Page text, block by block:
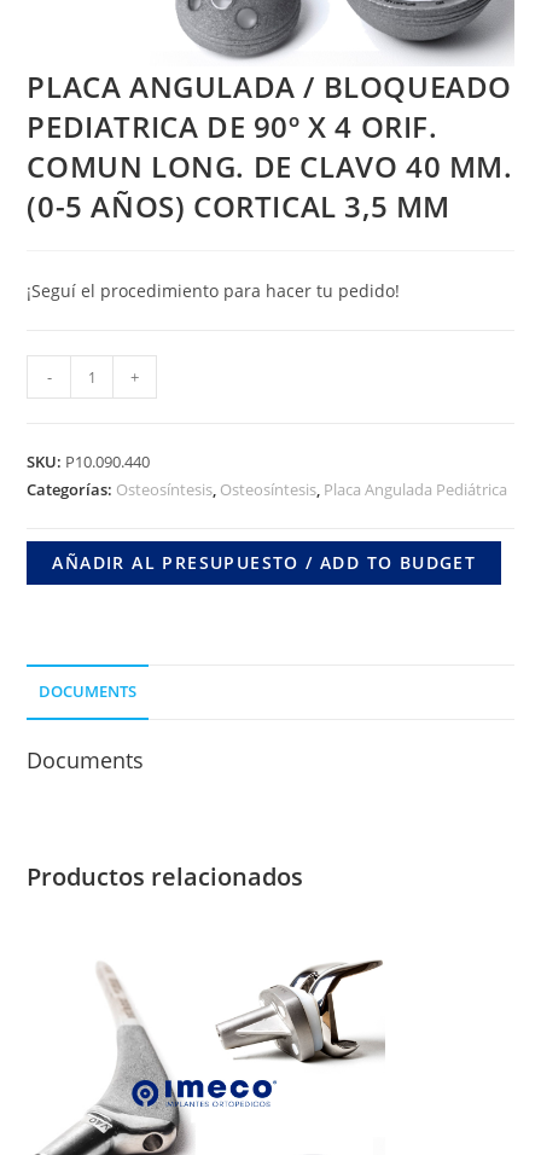
PLACA ANGULADA / BLOQUEADO
PEDIATRICA DE 90º X 4 ORIF.
COMUN LONG. DE CLAVO 40 MM.
(0-5 AÑOS) CORTICAL 3,5 MM
¡Seguí el procedimiento para hacer tu pedido!
ANGULADA
BLOQUEADO
PEDIATRICA
X
COMUN
LONG.
CLAVO
5
- +
SKU: P10.090.440
Categorías: Osteosíntesis, Osteosíntesis, Placa Angulada Pediátrica
AÑADIR AL PRESUPUESTO / ADD TO BUDGET
DOCUMENTS
Documents
Productos relacionados